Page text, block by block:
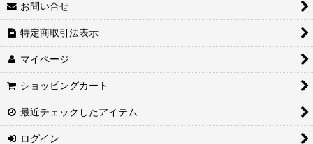
お問い合せ
特定商取引法表示
マイページ
ショッピングカート
最近チェックしたアイテム
ログイン